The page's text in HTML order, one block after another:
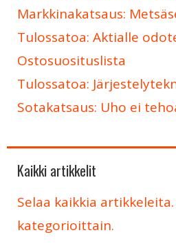
Markkinakatsaus:
Tulossatoa: Aktialle
Ostosuosituslista
Tulossatoa:
Sotakatsaus: Uho ei
Kaikki artikkelit
Selaa kaikkia
kategorioittain.